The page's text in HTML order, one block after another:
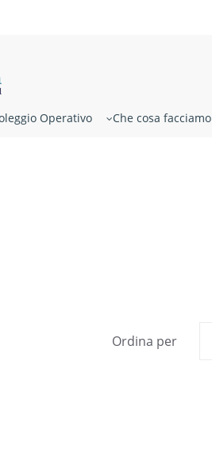
Operativo Che cosa facciamo
Ordina per